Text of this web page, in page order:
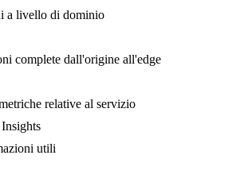
a livello di dominio
complete dall'origine all'edge
relative al servizio
utili